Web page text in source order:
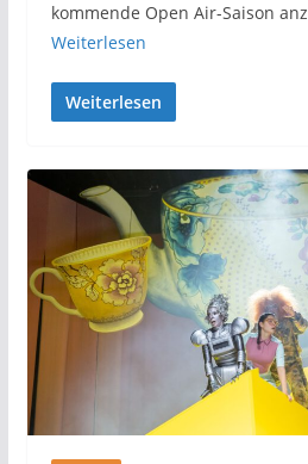
kommende Open Air-Saison
Weiterlesen
Weiterlesen